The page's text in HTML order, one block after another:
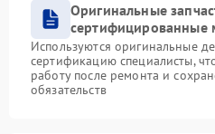
Оригинальные
сертифицированные
Используются оригинальные
сертификацию специалисты,
работу после ремонта и
обязательств